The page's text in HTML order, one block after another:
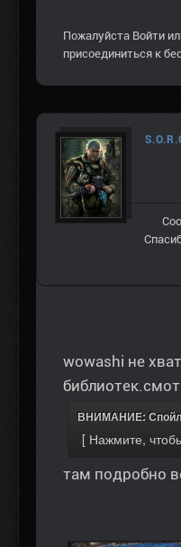
Пожалуйста Войти
присоединиться к
wowashi не
ВНИМАНИЕ:
там подробно